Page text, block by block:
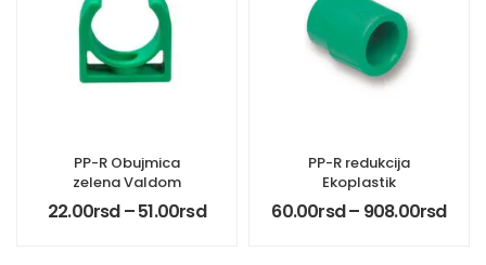
PP-R Obujmica
zelena Valdom
22.00rsd–51.00rsd
PP-R redukcija
Ekoplastik
60.00rsd– 908.00rsd